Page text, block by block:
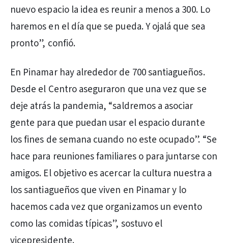
nuevo espacio la idea es reunir a menos a 300. Lo
haremos en el día que se pueda. Y ojalá que sea
pronto”, confió.
En Pinamar hay alrededor de 700 santiagueños.
Desde el Centro aseguraron que una vez que se
deje atrás la pandemia, “saldremos a asociar
gente para que puedan usar el espacio durante
los fines de semana cuando no este ocupado”. “Se
hace para reuniones familiares o para juntarse con
amigos. El objetivo es acercar la cultura nuestra a
los santiagueños que viven en Pinamar y lo
hacemos cada vez que organizamos un evento
como las comidas típicas”, sostuvo el